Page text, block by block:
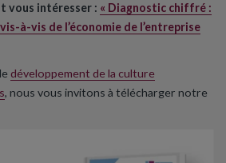
vous intéresser : « Diagnostic chiffré :
à-vis de l’économie de l’entreprise
développement de la culture
, nous vous invitons à télécharger notre